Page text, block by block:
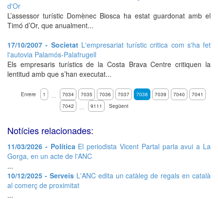
d'Or
L’assessor turístic Domènec Biosca ha estat guardonat amb el
Timó d’Or, que anualment...
17/10/2007 - Societat L'empresariat turístic critica com s'ha fet
l'autovia Palamós-Palafrugell
Els empresaris turístics de la Costa Brava Centre critiquen la
lentitud amb que s’han executat...
Enrere 1 … 7034 7035 7036 7037 7038 7039 7040
7041
7042
… 9111 Següent
Notícies relacionades:
11/03/2026 - PolíticaEl periodista Vicent Partal parla avui a La
Gorga, en un acte de l'ANC
...
10/12/2025 - ServeisL'ANC edita un catàleg de regals en català
al comerç de proximitat
...